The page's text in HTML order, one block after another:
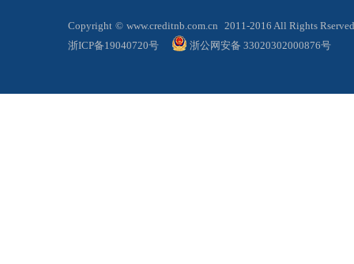
Copyright © www.creditnb.com.cn 2011-2016 All Rights
浙ICP备19040720号
浙公网安备 33020302000876号